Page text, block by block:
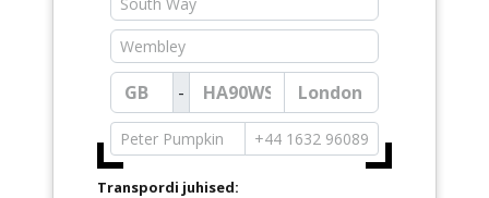
-
Transpordi juhised: